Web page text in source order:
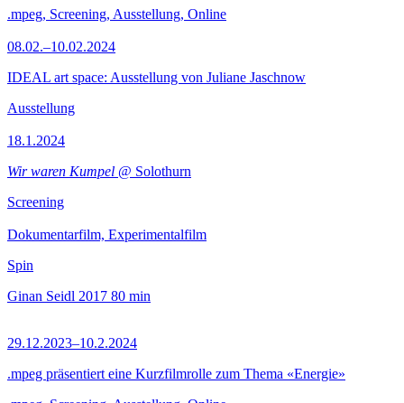
.mpeg, Screening, Ausstellung, Online
08.02.–10.02.2024
IDEAL art space: Ausstellung von Juliane Jaschnow
Ausstellung
18.1.2024
Wir waren Kumpel @ Solothurn
Screening
Dokumentarfilm, Experimentalfilm
Spin
Ginan Seidl 2017 80 min
29.12.2023–10.2.2024
.mpeg präsentiert eine Kurzfilmrolle zum Thema «Energie»